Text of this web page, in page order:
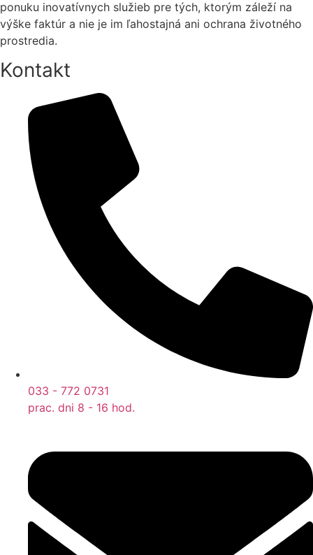
Sme najväčší alternatívny dodávateľ energií na Slovensku
s takmer 20-ročnou tradíciou. Špecializujeme sa na
ponuku inovatívnych služieb pre tých, ktorým záleží na
výške faktúr a nie je im ľahostajná ani ochrana životného
prostredia.
Kontakt